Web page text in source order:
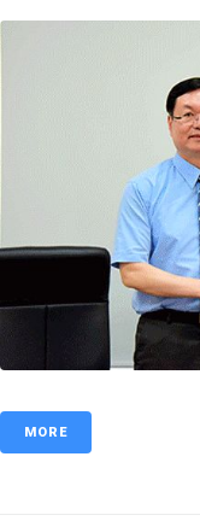
MORE